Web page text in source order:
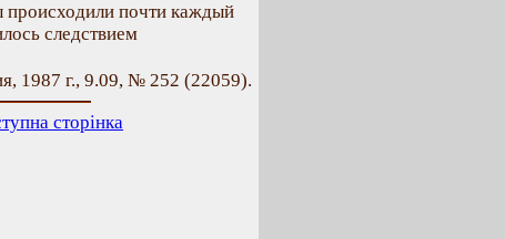
происходили почти каждый
следствием
1987 г., 9.09, № 252 (22059).
сторінка